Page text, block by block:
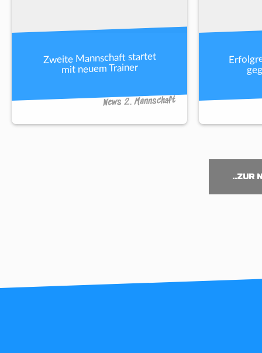
Zweite Mannschaft startet
mit neuem Trainer
News 2. Mannschaft
..ZUR